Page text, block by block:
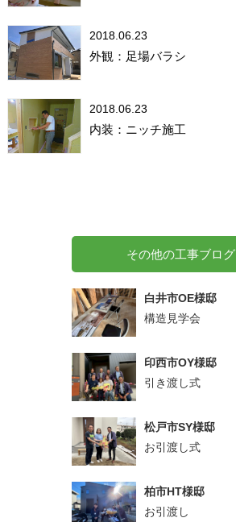
2018.06.23
外観：足場バラシ
2018.06.23
内装：ニッチ施工
その他の工事ブログ
白井市OE様邸
構造見学会
印西市OY様邸
引き渡し式
松戸市SY様邸
お引渡し式
柏市HT様邸
お引渡し